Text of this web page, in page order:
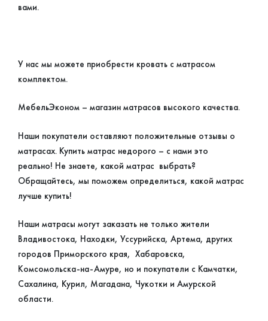
вами.
У нас мы можете приобрести кровать с матрасом
комплектом.
МебельЭконом – магазин матрасов высокого качества.
Наши покупатели оставляют положительные отзывы о
матрасах. Купить матрас недорого – с нами это
реально! Не знаете, какой матрас выбрать?
Обращайтесь, мы поможем определиться, какой матрас
лучше купить!
Наши матрасы могут заказать не только жители
Владивостока, Находки, Уссурийска, Артема, других
городов Приморского края, Хабаровска,
Комсомольска-на-Амуре, но и покупатели с Камчатки,
Сахалина, Курил, Магадана, Чукотки и Амурской
области.